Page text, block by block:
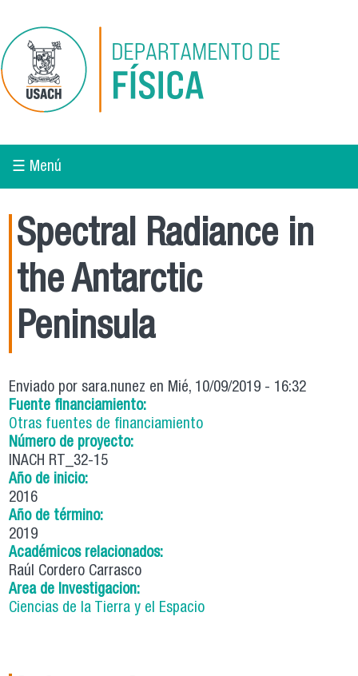
☰ Menú
Spectral Radiance in
the Antarctic
Peninsula
Enviado porsara.nunez en Mié, 10/09/2019 - 16:32
Fuente financiamiento:
Otras fuentes de financiamiento
Número de proyecto:
INACH RT_32-15
Año de inicio:
2016
Año de término:
2019
Académicos relacionados:
Raúl Cordero Carrasco
Area de Investigacion:
Ciencias de la Tierra y el Espacio